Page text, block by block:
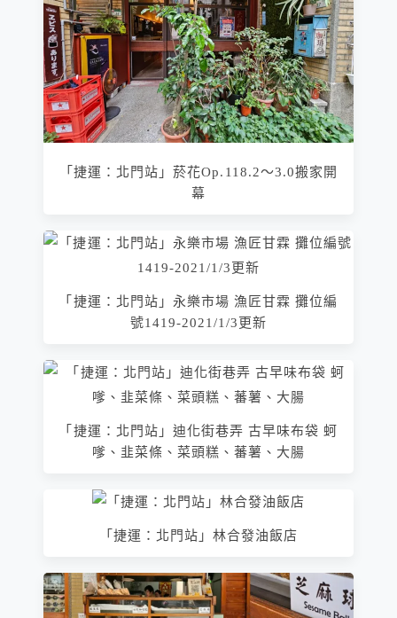
「捷運：北門站」菸花Op.118.2～3.0搬家開
幕
「捷運：北門站」永樂市場 漁匠甘霖 攤位編
號1419-2021/1/3更新
「捷運：北門站」迪化街巷弄 古早味布袋 蚵
嗲、韭菜條、菜頭糕、蕃薯、大腸
「捷運：北門站」林合發油飯店